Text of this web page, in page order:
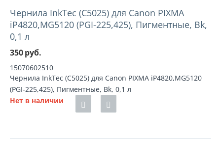
Чернила InkTec (C5025) для Canon PIXMA
iP4820,MG5120 (PGI-225,425), Пигментные, Bk,
0,1 л
350руб.
15070602510
Чернила InkTec (C5025) для Canon PIXMA iP4820,MG5120
(PGI-225,425), Пигментные, Bk, 0,1 л
Нет в наличии